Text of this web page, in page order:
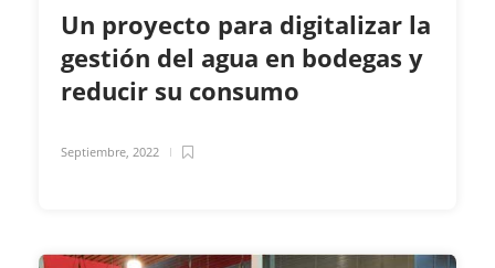
Un proyecto para digitalizar la
gestión del agua en bodegas y
reducir su consumo
Septiembre, 2022